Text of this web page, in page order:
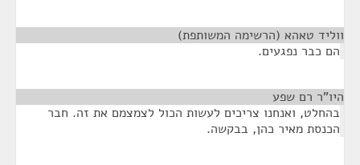
ווליד טאהא (הרשימה המשותפת)
הם כבר נפגעים.
היו"ר רם שפע
בהחלט, ואנחנו צריכים לעשות הכול לצמצמם את זה. חבר
הכנסת מאיר כהן, בבקשה.